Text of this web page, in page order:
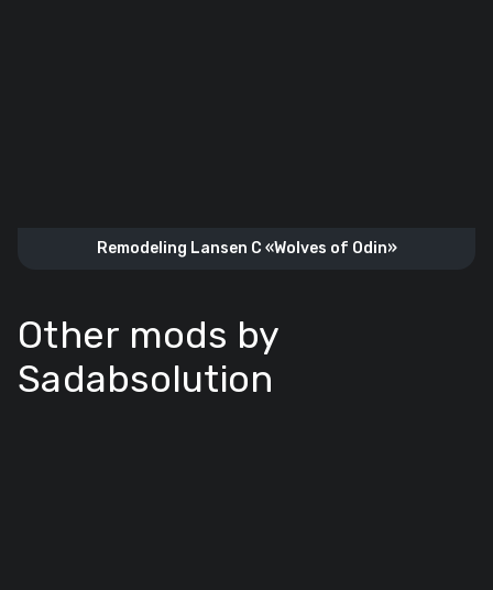
Remodeling Lansen C «Wolves of Odin»
Other mods by
Sadabsolution